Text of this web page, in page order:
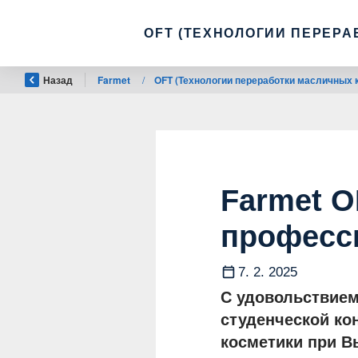
OFT (ТЕХНОЛОГИИ
Назад Farmet / OFT (Технологии переработки масличных
Farmet
7. 2. 2025
С
студенческой
косметики при